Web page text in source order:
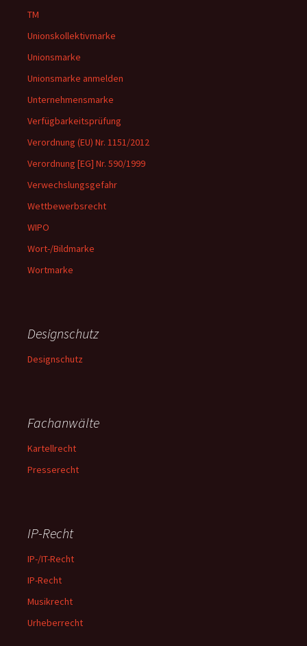
TM
Unionskollektivmarke
Unionsmarke
Unionsmarke anmelden
Unternehmensmarke
Verfügbarkeitsprüfung
Verordnung (EU) Nr. 1151/2012
Verordnung [EG] Nr. 590/1999
Verwechslungsgefahr
Wettbewerbsrecht
WIPO
Wort-/Bildmarke
Wortmarke
Designschutz
Designschutz
Fachanwälte
Kartellrecht
Presserecht
IP-Recht
IP-/IT-Recht
IP-Recht
Musikrecht
Urheberrecht